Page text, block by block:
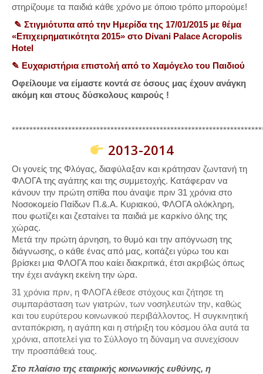
στηρίζουμε τα παιδιά κάθε χρόνο με όποιο τρόπο μπορούμε!
✎ Στιγμιότυπα από την Ημερίδα της 17/01/2015 με θέμα
«Επιχειρηματικότητα 2015» στο Divani Palace Acropolis
Hotel
✎ Ευχαριστήρια επιστολή από το Χαμόγελο του Παιδιού
Οφείλουμε να είμαστε κοντά σε όσους μας έχουν ανάγκη
ακόμη και στους δύσκολους καιρούς !
2013-2014
Oι γονείς της Φλόγας, διαφύλαξαν και κράτησαν ζωντανή τη
ΦΛΟΓΑ της αγάπης και της συμμετοχής. Κατάφεραν να
κάνουν την πρώτη σπίθα που άναψε πριν 31 χρόνια στο
Νοσοκομείο Παίδων Π.&.Α. Κυριακού, ΦΛΟΓΑ ολόκληρη,
που φωτίζει και ζεσταίνει τα παιδιά με καρκίνο όλης της
χώρας.
Μετά την πρώτη άρνηση, το θυμό και την απόγνωση της
διάγνωσης, ο κάθε ένας από μας, κοιτάζει γύρω του και
βρίσκει μια ΦΛΟΓΑ που καίει διακριτικά, έτσι ακριβώς όπως
την έχει ανάγκη εκείνη την ώρα.
31 χρόνια πριν, η ΦΛΟΓΑ έθεσε στόχους και ζήτησε τη
συμπαράσταση των γιατρών, των νοσηλευτών την, καθώς
και του ευρύτερου κοινωνικού περιβάλλοντος. Η συγκινητική
ανταπόκριση, η αγάπη και η στήριξη του κόσμου όλα αυτά τα
χρόνια, αποτελεί για το Σύλλογο τη δύναμη να συνεχίσουν
την προσπάθειά τους.
Στο πλαίσιο της εταιρικής κοινωνικής ευθύνης, η